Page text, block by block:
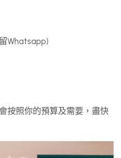
Whatsapp)
按照你的預算及需要，盡快